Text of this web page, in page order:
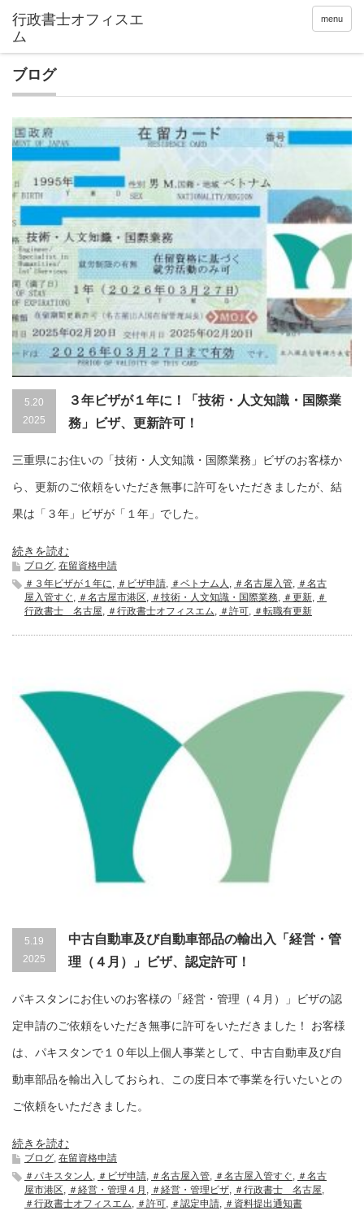
menu
ブログ
5.20
2025
３年ビザが１年に！「技術・人文知識・国際業
務」ビザ、更新許可！
三重県にお住いの「技術・人文知識・国際業務」ビザのお客様か
ら、更新のご依頼をいただき無事に許可をいただきましたが、結
果は「３年」ビザが「１年」でした。
続きを読む
ブログ, 在留資格申請
＃３年ビザが１年に, ＃ビザ申請, ＃ベトナム人 , ＃名古屋入管, ＃名古
屋入管すぐ, ＃名古屋市港区, ＃技術・人文知識・国際業務, ＃更新, ＃
行政書士 名古屋, ＃行政書士オフィスエム, ＃許可, ＃転職有更新
5.19
2025
中古自動車及び自動車部品の輸出入「経営・管
理（４月）」ビザ、認定許可！
パキスタンにお住いのお客様の「経営・管理（４月）」ビザの認
定申請のご依頼をいただき無事に許可をいただきました！ お客様
は、パキスタンで１０年以上個人事業として、中古自動車及び自
動車部品を輸出入しておられ、この度日本で事業を行いたいとの
ご依頼をいただきました。
続きを読む
ブログ, 在留資格申請
＃パキスタン人 , ＃ビザ申請, ＃名古屋入管, ＃名古屋入管すぐ, ＃名古
屋市港区, ＃経営・管理４月 , ＃経営・管理ビザ, ＃行政書士 名古屋,
＃行政書士オフィスエム, ＃許可, ＃認定申請, ＃資料提出通知書